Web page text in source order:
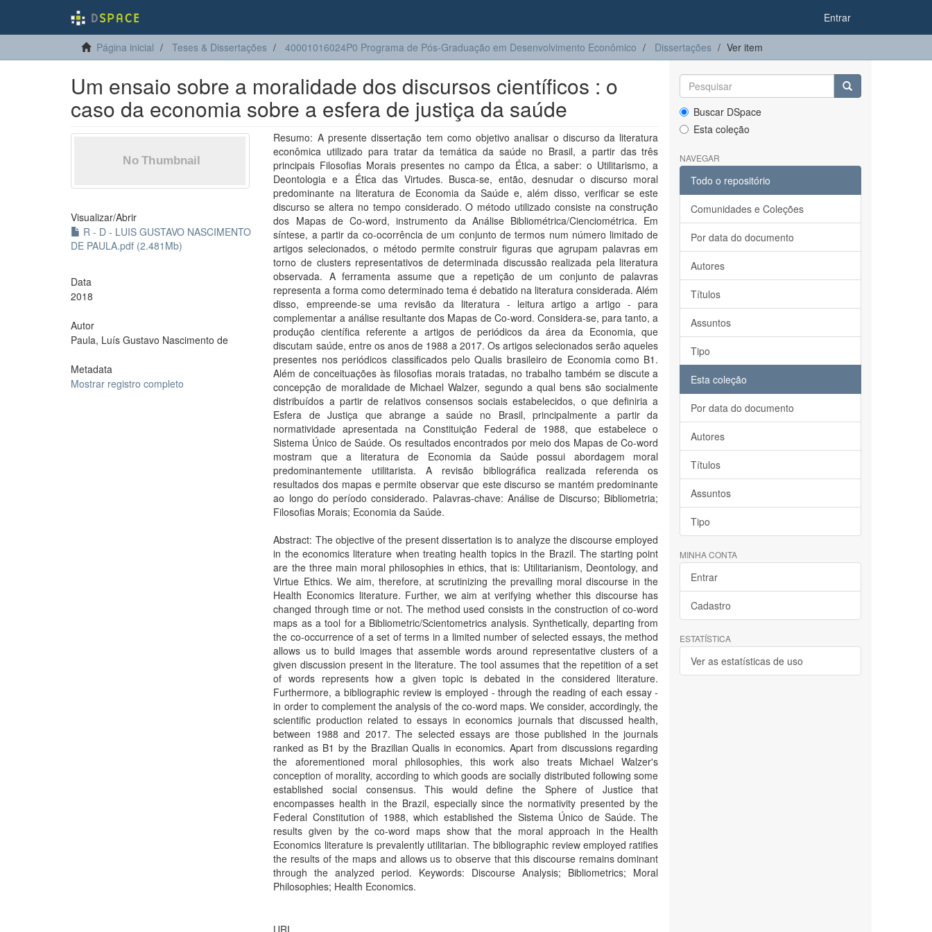
Entrar
Página inicial Teses & Dissertações 40001016024P0 Programa de Pós-Graduação em Desenvolvimento Econômico Dissertações Ver item
Um ensaio sobre a moralidade dos discursos científicos : o
caso da economia sobre a esfera de justiça da saúde
Visualizar/Abrir
R - D - LUIS GUSTAVO NASCIMENTO
DE PAULA.pdf (2.481Mb)
Data
2018
Autor
Paula, Luís Gustavo Nascimento de
Metadata
Mostrar registro completo
Resumo: A presente dissertação tem como objetivo analisar o discurso da literatura
econômica utilizado para tratar da temática da saúde no Brasil, a partir das três
principais Filosofias Morais presentes no campo da Ética, a saber: o Utilitarismo, a
Deontologia e a Ética das Virtudes. Busca-se, então, desnudar o discurso moral
predominante na literatura de Economia da Saúde e, além disso, verificar se este
discurso se altera no tempo considerado. O método utilizado consiste na construção
dos Mapas de Co-word, instrumento da Análise Bibliométrica/Cienciométrica. Em
síntese, a partir da co-ocorrência de um conjunto de termos num número limitado de
artigos selecionados, o método permite construir figuras que agrupam palavras em
torno de clusters representativos de determinada discussão realizada pela literatura
observada. A ferramenta assume que a repetição de um conjunto de palavras
representa a forma como determinado tema é debatido na literatura considerada. Além
disso, empreende-se uma revisão da literatura - leitura artigo a artigo - para
complementar a análise resultante dos Mapas de Co-word. Considera-se, para tanto, a
produção científica referente a artigos de periódicos da área da Economia, que
discutam saúde, entre os anos de 1988 a 2017. Os artigos selecionados serão aqueles
presentes nos periódicos classificados pelo Qualis brasileiro de Economia como B1.
Além de conceituações às filosofias morais tratadas, no trabalho também se discute a
concepção de moralidade de Michael Walzer, segundo a qual bens são socialmente
distribuídos a partir de relativos consensos sociais estabelecidos, o que definiria a
Esfera de Justiça que abrange a saúde no Brasil, principalmente a partir da
normatividade apresentada na Constituição Federal de 1988, que estabelece o
Sistema Único de Saúde. Os resultados encontrados por meio dos Mapas de Co-word
mostram que a literatura de Economia da Saúde possui abordagem moral
predominantemente utilitarista. A revisão bibliográfica realizada referenda os
resultados dos mapas e permite observar que este discurso se mantém predominante
ao longo do período considerado. Palavras-chave: Análise de Discurso; Bibliometria;
Filosofias Morais; Economia da Saúde.
Abstract: The objective of the present dissertation is to analyze the discourse employed
in the economics literature when treating health topics in the Brazil. The starting point
are the three main moral philosophies in ethics, that is: Utilitarianism, Deontology, and
Virtue Ethics. We aim, therefore, at scrutinizing the prevailing moral discourse in the
Health Economics literature. Further, we aim at verifying whether this discourse has
changed through time or not. The method used consists in the construction of co-word
maps as a tool for a Bibliometric/Scientometrics analysis. Synthetically, departing from
the co-occurrence of a set of terms in a limited number of selected essays, the method
allows us to build images that assemble words around representative clusters of a
given discussion present in the literature. The tool assumes that the repetition of a set
of words represents how a given topic is debated in the considered literature.
Furthermore, a bibliographic review is employed - through the reading of each essay -
in order to complement the analysis of the co-word maps. We consider, accordingly, the
scientific production related to essays in economics journals that discussed health,
between 1988 and 2017. The selected essays are those published in the journals
ranked as B1 by the Brazilian Qualis in economics. Apart from discussions regarding
the aforementioned moral philosophies, this work also treats Michael Walzer's
conception of morality, according to which goods are socially distributed following some
established social consensus. This would define the Sphere of Justice that
encompasses health in the Brazil, especially since the normativity presented by the
Federal Constitution of 1988, which established the Sistema Único de Saúde. The
results given by the co-word maps show that the moral approach in the Health
Economics literature is prevalently utilitarian. The bibliographic review employed ratifies
the results of the maps and allows us to observe that this discourse remains dominant
through the analyzed period. Keywords: Discourse Analysis; Bibliometrics; Moral
Philosophies; Health Economics.
URI
Buscar DSpace
Esta coleção
NAVEGAR
Todo o repositório
Comunidades e Coleções
Por data do documento
Autores
Títulos
Assuntos
Tipo
Esta coleção
Por data do documento
Autores
Títulos
Assuntos
Tipo
MINHA CONTA
Entrar
Cadastro
ESTATÍSTICA
Ver as estatísticas de uso